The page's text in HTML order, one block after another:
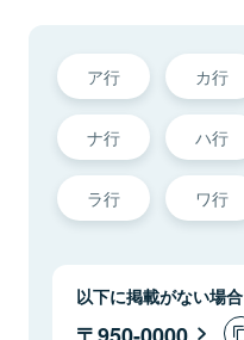
ア行 カ行
ナ行 ハ行
ラ行 ワ行
以下に掲載がない場合